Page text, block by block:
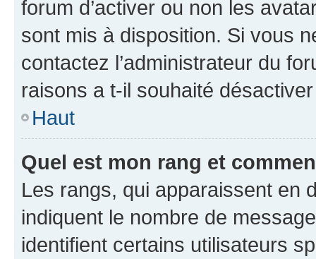
forum d’activer ou non les
sont mis à disposition. Si vous
contactez l’administrateur du
raisons a t-il souhaité
Haut
Quel est mon rang et
Les rangs, qui apparaissent en
indiquent le nombre de
identifient certains utilisateurs